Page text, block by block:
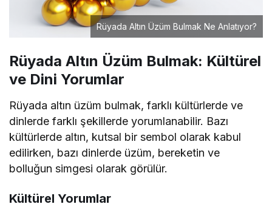
Rüyada Altın Üzüm Bulmak Ne Anlatıyor?
Rüyada Altın Üzüm Bulmak: Kültürel
ve Dini Yorumlar
Rüyada altın üzüm bulmak, farklı kültürlerde ve
dinlerde farklı şekillerde yorumlanabilir. Bazı
kültürlerde altın, kutsal bir sembol olarak kabul
edilirken, bazı dinlerde üzüm, bereketin ve
bolluğun simgesi olarak görülür.
Kültürel Yorumlar